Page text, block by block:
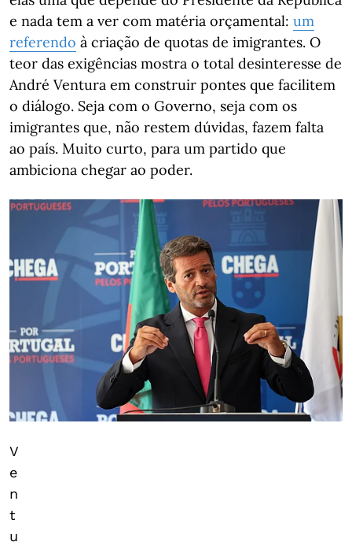
e nada tem a ver com matéria orçamental: um
referendo à criação de quotas de imigrantes. O
teor das exigências mostra o total desinteresse de
André Ventura em construir pontes que facilitem
o diálogo. Seja com o Governo, seja com os
imigrantes que, não restem dúvidas, fazem falta
ao país. Muito curto, para um partido que
ambiciona chegar ao poder.
V
e
n
t
u